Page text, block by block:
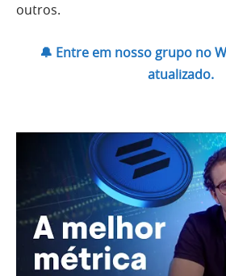
outros.
🔔 Entre em nosso grupo no
atualizado.